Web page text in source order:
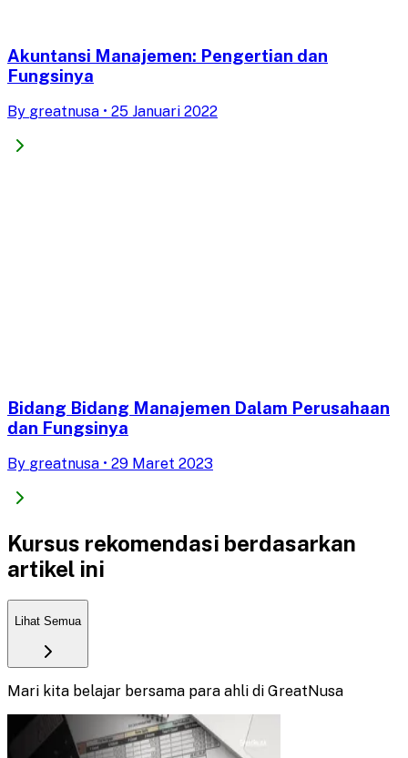
Akuntansi Manajemen: Pengertian dan
Fungsinya
By greatnusa • 25 Januari 2022
Bidang Bidang Manajemen Dalam Perusahaan
dan Fungsinya
By greatnusa • 29 Maret 2023
Kursus rekomendasi berdasarkan
artikel ini
Lihat Semua
Mari kita belajar bersama para ahli di GreatNusa